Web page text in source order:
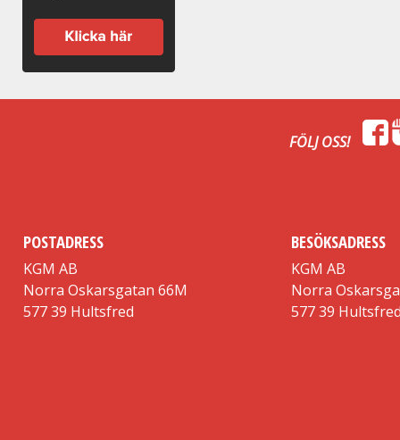
FÖLJ OSS!
POSTADRESS
KGM AB
Norra Oskarsgatan 66M
577 39 Hultsfred
BESÖKSADRESS
KGM AB
Norra
577 39